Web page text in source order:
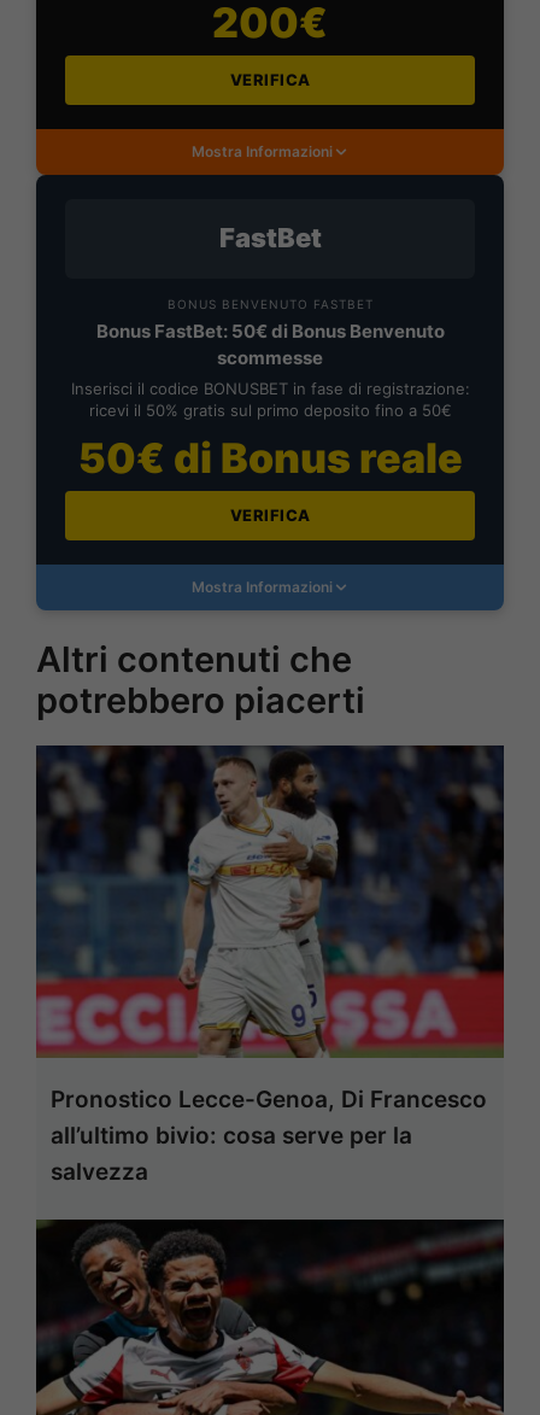
200€
VERIFICA
Mostra Informazioni
FastBet
BONUS BENVENUTO FASTBET
Bonus FastBet: 50€ di Bonus Benvenuto
scommesse
Inserisci il codice BONUSBET in fase di registrazione:
ricevi il 50% gratis sul primo deposito fino a 50€
50€ di Bonus reale
VERIFICA
Mostra Informazioni
Altri contenuti che
potrebbero piacerti
Pronostico Lecce-Genoa, Di Francesco
all’ultimo bivio: cosa serve per la
salvezza